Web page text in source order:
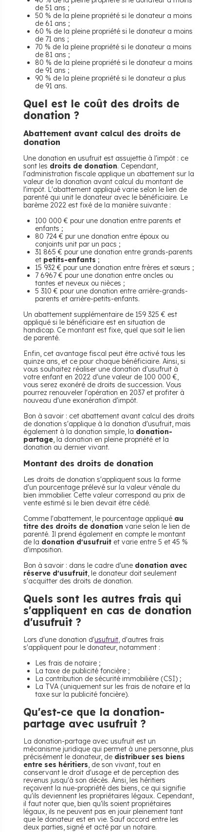
de 51 ans ;
50 % de la pleine propriété si le donateur a moins
de 61 ans ;
60 % de la pleine propriété si le donateur a moins
de 71 ans ;
70 % de la pleine propriété si le donateur a moins
de 81 ans ;
80 % de la pleine propriété si le donateur a moins
de 91 ans ;
90 % de la pleine propriété si le donateur a plus
de 91 ans.
Quel est le coût des droits de
donation ?
Abattement avant calcul des droits de
donation
Une donation en usufruit est assujettie à l'impôt : ce
sont les droits de donation. Cependant,
l'administration fiscale applique un abattement sur la
valeur de la donation avant calcul du montant de
l'impôt. L'abattement appliqué varie selon le lien de
parenté qui unit le donateur avec le bénéficiaire. Le
barème 2022 est fixé de la manière suivante :
100 000 € pour une donation entre parents et
enfants ;
80 724 € pur une donation entre époux ou
conjoints unit par un pacs ;
31 865 € pour une donation entre grands-parents
et petits-enfants ;
15 932 € pour une donation entre frères et sœurs ;
7 6967 € pour une donation entre oncles ou
tantes et neveux ou nièces ;
5 310 € pour une donation entre arrière-grands-
parents et arrière-petits-enfants.
Un abattement supplémentaire de 159 325 € est
appliqué si le bénéficiaire est en situation de
handicap. Ce montant est fixe, quel que soit le lien
de parenté.
Enfin, cet avantage fiscal peut être activé tous les
quinze ans, et ce pour chaque bénéficiaire. Ainsi, si
vous souhaitez réaliser une donation d'usufruit à
votre enfant en 2022 d'une valeur de 100 000 €,
vous serez exonéré de droits de succession. Vous
pourrez renouveler l'opération en 2037 et profiter à
nouveau d'une exonération d'impôt.
Bon à savoir : cet abattement avant calcul des droits
de donation s'applique à la donation d'usufruit, mais
également à la donation simple, la donation-
partage, la donation en pleine propriété et la
donation au dernier vivant.
Montant des droits de donation
Les droits de donation s'appliquent sous la forme
d'un pourcentage prélevé sur la valeur vénale du
bien immobilier. Cette valeur correspond au prix de
vente estimé si le bien devait être cédé.
Comme l'abattement, le pourcentage appliqué au
titre des droits de donation varie selon le lien de
parenté. Il prend également en compte le montant
de la donation d'usufruit et varie entre 5 et 45 %
d'imposition.
Bon à savoir : dans le cadre d'une donation avec
réserve d'usufruit, le donateur doit seulement
s'acquitter des droits de donation.
Quels sont les autres frais qui
s'appliquent en cas de donation
d'usufruit ?
Lors d'une donation d'usufruit, d'autres frais
s'appliquent pour le donateur, notamment :
Les frais de notaire ;
La taxe de publicité foncière ;
La contribution de sécurité immobilière (CSI) ;
La TVA (uniquement sur les frais de notaire et la
taxe sur la publicité foncière).
Qu'est-ce que la donation-
partage avec usufruit ?
La donation-partage avec usufruit est un
mécanisme juridique qui permet à une personne, plus
précisément le donateur, de distribuer ses biens
entre ses héritiers, de son vivant, tout en
conservant le droit d'usage et de perception des
revenus jusqu'à son décès. Ainsi, les héritiers
reçoivent la nue-propriété des biens, ce qui signifie
qu'ils deviennent les propriétaires légaux. Cependant,
il faut noter que, bien qu’ils soient propriétaires
légaux, ils ne peuvent pas en jouir pleinement tant
que le donateur est en vie. Sauf accord entre les
deux parties, signé et acté par un notaire.